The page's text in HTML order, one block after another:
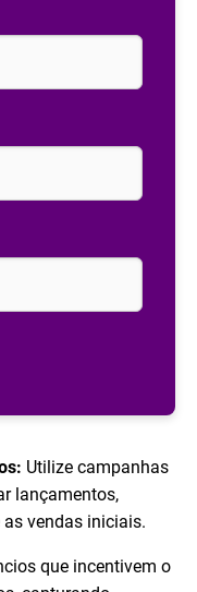
Utilize campanhas
lançamentos,
vendas iniciais.
que incentivem o